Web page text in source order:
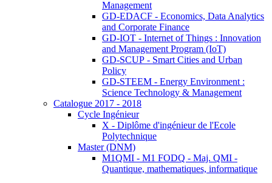
Management
GD-EDACF - Economics, Data Analytics
and Corporate Finance
GD-IOT - Internet of Things : Innovation
and Management Program (IoT)
GD-SCUP - Smart Cities and Urban
Policy
GD-STEEM - Energy Environment :
Science Technology & Management
Catalogue 2017 - 2018
Cycle Ingénieur
X - Diplôme d'ingénieur de l'Ecole
Polytechnique
Master (DNM)
M1QMI - M1 FODQ - Maj. QMI -
Quantique, mathematiques, informatique